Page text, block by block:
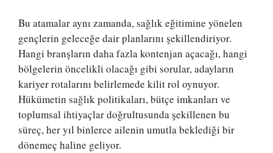
Bu atamalar aynı zamanda, sağlık eğitimine yönelen
gençlerin geleceğe dair planlarını şekillendiriyor.
Hangi branşların daha fazla kontenjan açacağı, hangi
bölgelerin öncelikli olacağı gibi sorular, adayların
kariyer rotalarını belirlemede kilit rol oynuyor.
Hükümetin sağlık politikaları, bütçe imkanları ve
toplumsal ihtiyaçlar doğrultusunda şekillenen bu
süreç, her yıl binlerce ailenin umutla beklediği bir
dönemeç haline geliyor.